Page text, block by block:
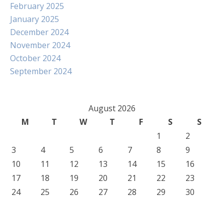
February 2025
January 2025
December 2024
November 2024
October 2024
September 2024
August 2026
M
T W T F S
S
1
2
3
4 5 6 7 8
9
10
11 12 13 14 15
16
17
18 19 20 21 22
23
24
25 26 27 28 29
30